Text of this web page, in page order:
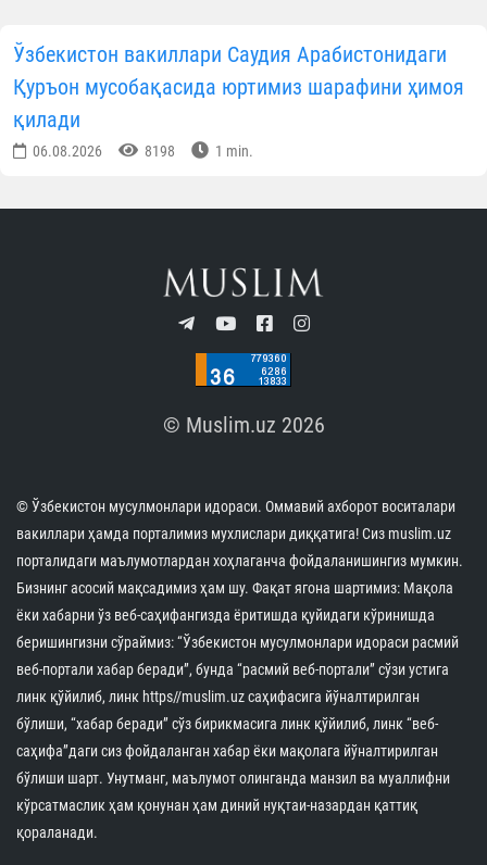
Ўзбекистон вакиллари Саудия Арабистонидаги
Қуръон мусобақасида юртимиз шарафини ҳимоя
қилади
06.08.2026 8198 1 min.
© Muslim.uz 2026
© Ўзбекистон мусулмонлари идораси. Оммавий ахборот воситалари
вакиллари ҳамда порталимиз мухлислари диққатига! Сиз muslim.uz
порталидаги маълумотлардан хоҳлаганча фойдаланишингиз мумкин.
Бизнинг асосий мақсадимиз ҳам шу. Фақат ягона шартимиз: Мақола
ёки хабарни ўз веб-саҳифангизда ёритишда қуйидаги кўринишда
беришингизни сўраймиз: “Ўзбекистон мусулмонлари идораси расмий
веб-портали хабар беради”, бунда “расмий веб-портали” сўзи устига
линк қўйилиб, линк https//muslim.uz саҳифасига йўналтирилган
бўлиши, “хабар беради” сўз бирикмасига линк қўйилиб, линк “веб-
саҳифа”даги сиз фойдаланган хабар ёки мақолага йўналтирилган
бўлиши шарт. Унутманг, маълумот олинганда манзил ва муаллифни
кўрсатмаслик ҳам қонунан ҳам диний нуқтаи-назардан қаттиқ
қораланади.